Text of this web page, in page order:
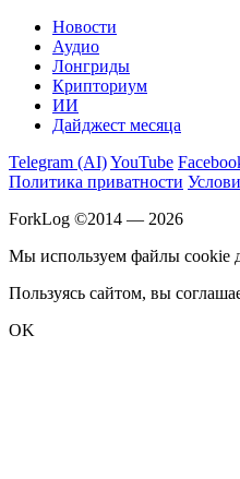
Новости
Аудио
Лонгриды
Крипториум
ИИ
Дайджест месяца
Telegram (AI)YouTube
Политика приватности
ForkLog ©2014 — 2026
Мы используем файлы cookie
Пользуясь сайтом, вы
OK